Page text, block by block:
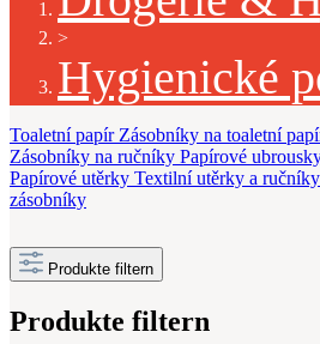
>
Hygienické
Toaletní papír Zásobníky na toaletní
Zásobníky na ručníky Papírové
Papírové utěrky Textilní utěrky a ručníky
zásobníky
Produkte filtern
Produkte filtern